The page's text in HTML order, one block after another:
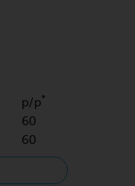
p/p*
60
60